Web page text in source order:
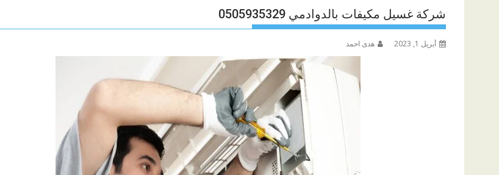
شركة غسيل مكيفات بالدوادمي 0505935329
أبريل 1, 2023 هدى احمد